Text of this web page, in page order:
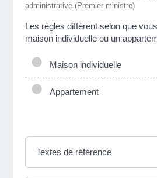
administrative (Premier ministre)
Les règles diffèrent selon que
maison individuelle ou un
Maison individuelle
Appartement
Textes de référence